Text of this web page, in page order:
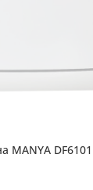
MANYA DF6101